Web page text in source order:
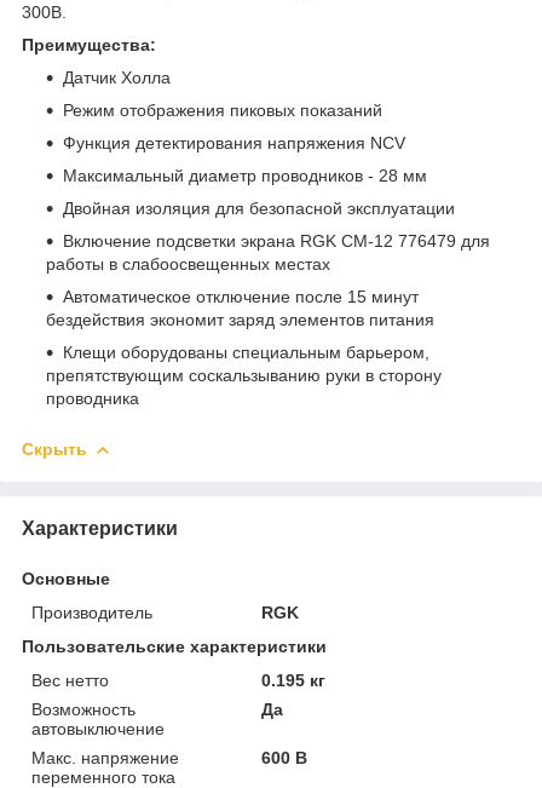
300В.
Преимущества:
Датчик Холла
Режим отображения пиковых показаний
Функция детектирования напряжения NCV
Максимальный диаметр проводников - 28 мм
Двойная изоляция для безопасной эксплуатации
Включение подсветки экрана RGK CM-12 776479 для
работы в слабоосвещенных местах
Автоматическое отключение после 15 минут
бездействия экономит заряд элементов питания
Клещи оборудованы специальным барьером,
препятствующим соскальзыванию руки в сторону
проводника
Скрыть
Характеристики
Основные
Производитель
RGK
Пользовательские характеристики
Вес нетто
0.195 кг
Возможность
автовыключение
Да
Макс. напряжение
переменного тока
600 В